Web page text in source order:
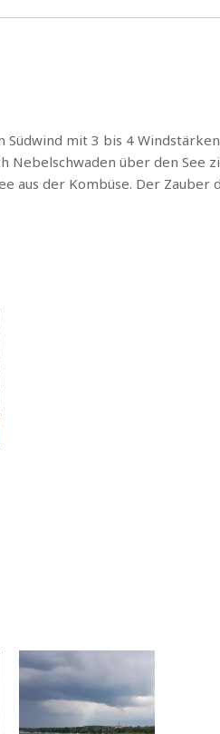
mit 3 bis 4
über den See
aus der Kombüse. Der